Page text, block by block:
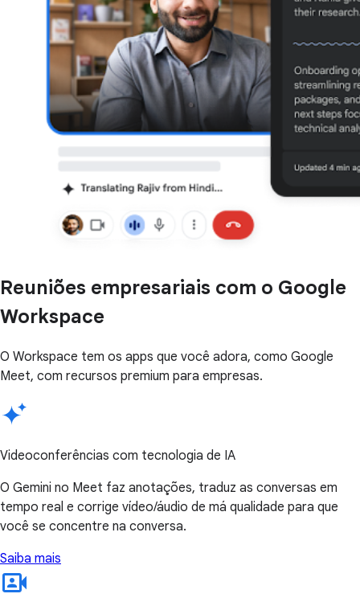
Reuniões empresariais com o Google
Workspace
O Workspace tem os apps que você adora, como Google
Meet, com recursos premium para empresas.
Videoconferências com tecnologia de IA
O Gemini no Meet faz anotações, traduz as conversas em
tempo real e corrige vídeo/áudio de má qualidade para que
você se concentre na conversa.
Saiba mais